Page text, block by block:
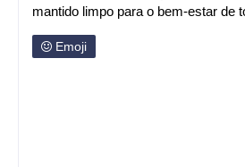
mantido limpo para o bem-estar de
Emoji